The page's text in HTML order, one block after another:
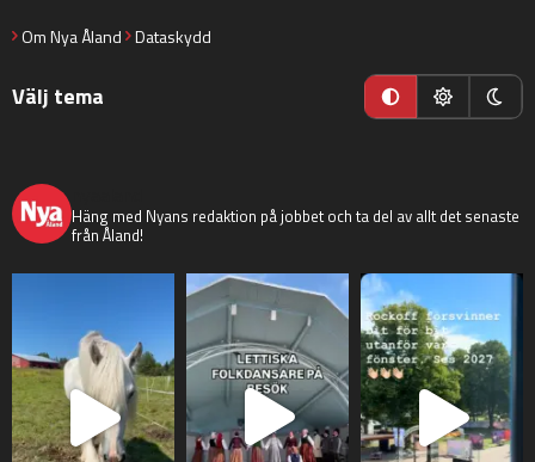
Om Nya Åland Dataskydd
Välj tema
Häng med Nyans redaktion på jobbet och ta del av allt det senaste
från Åland!